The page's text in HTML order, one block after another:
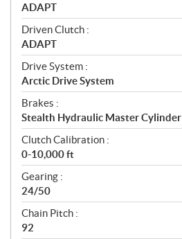
ADAPT
Driven Clutch :
ADAPT
Drive System :
Arctic Drive System
Brakes :
Stealth Hydraulic Master Cylinder
Clutch Calibration :
0-10,000 ft
Gearing :
24/50
Chain Pitch :
92